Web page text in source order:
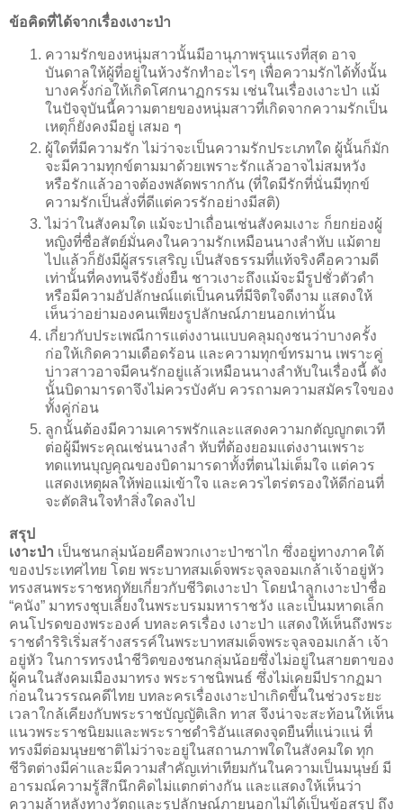
ข้อคิดที่ได้จากเรื่องเงาะป่า
ความรักของหนุ่มสาวนั้นมีอานุภาพรุนแรงที่สุด อาจ
บันดาลให้ผู้ที่อยู่ในห้วงรักทำอะไรๆ เพื่อความรักได้ทั้งนั้น
บางครั้งก่อให้เกิดโศกนาฏกรรม เช่นในเรื่องเงาะป่า แม้
ในปัจจุบันนี้ความตายของหนุ่มสาวที่เกิดจากความรักเป็น
เหตุก็ยังคงมีอยู่ เสมอ ๆ
ผู้ใดที่มีความรัก ไม่ว่าจะเป็นความรักประเภทใด ผู้นั้นก็มัก
จะมีความทุกข์ตามมาด้วยเพราะรักแล้วอาจไม่สมหวัง
หรือรักแล้วอาจต้องพลัดพรากกัน (ที่ใดมีรักที่นั่นมีทุกข์
ความรักเป็นสั่งที่ดีแต่ควรรักอย่างมีสติ)
ไม่ว่าในสังคมใด แม้จะป่าเถื่อนเช่นสังคมเงาะ ก็ยกย่องผู้
หญิงที่ซื่อสัตย์มั่นคงในความรักเหมือนนางลำหับ แม้ตาย
ไปแล้วก็ยังมีผู้สรรเสริญ เป็นสัจธรรมที่แท้จริงคือความดี
เท่านั้นที่คงทนจีรังยั่งยืน ชาวเงาะถึงแม้จะมีรูปชั่วตัวดำ
หรือมีความอัปลักษณ์แต่เป็นคนที่มีจิตใจดีงาม แสดงให้
เห็นว่าอย่ามองคนเพียงรูปลักษณ์ภายนอกเท่านั้น
เกี่ยวกับประเพณีการแต่งงานแบบคลุมถุงชนว่าบางครั้ง
ก่อให้เกิดความเดือดร้อน และความทุกข์ทรมาน เพราะคู่
บ่าวสาวอาจมีคนรักอยู่แล้วเหมือนนางลำหับในเรื่องนี้ ดัง
นั้นบิดามารดาจึงไม่ควรบังคับ ควรถามความสมัครใจของ
ทั้งคู่ก่อน
ลูกนั้นต้องมีความเคารพรักและแสดงความกตัญญูกตเวที
ต่อผู้มีพระคุณเช่นนางลำ หับที่ต้องยอมแต่งงานเพราะ
ทดแทนบุญคุณของบิดามารดาทั้งที่ตนไม่เต็มใจ แต่ควร
แสดงเหตุผลให้พ่อแม่เข้าใจ และควรไตร่ตรองให้ดีก่อนที่
จะตัดสินใจทำสิ่งใดลงไป
สรุป
เงาะป่า เป็นชนกลุ่มน้อยคือพวกเงาะป่าซาไก ซึ่งอยู่ทางภาคใต้
ของประเทศไทย โดย พระบาทสมเด็จพระจุลจอมเกล้าเจ้าอยู่หัว
ทรงสนพระราชหฤทัยเกี่ยวกับชีวิตเงาะป่า โดยนำลูกเงาะป่าชื่อ
“คนัง” มาทรงชุบเลี้ยงในพระบรมมหาราชวัง และเป็นมหาดเล็ก
คนโปรดของพระองค์ บทละครเรื่อง เงาะป่า แสดงให้เห็นถึงพระ
ราชดำริริเริ่มสร้างสรรค์ในพระบาทสมเด็จพระจุลจอมเกล้า เจ้า
อยู่หัว ในการทรงนำชีวิตของชนกลุ่มน้อยซึ่งไม่อยู่ในสายตาของ
ผู้คนในสังคมเมืองมาทรง พระราชนิพนธ์ ซึ่งไม่เคยมีปรากฏมา
ก่อนในวรรณคดีไทย บทละครเรื่องเงาะป่าเกิดขึ้นในช่วงระยะ
เวลาใกล้เคียงกับพระราชบัญญัติเลิก ทาส จึงน่าจะสะท้อนให้เห็น
แนวพระราชนิยมและพระราชดำริอันแสดงจุดยืนที่แน่วแน่ ที่
ทรงมีต่อมนุษยชาติไม่ว่าจะอยู่ในสถานภาพใดในสังคมใด ทุก
ชีวิตต่างมีค่าและมีความสำคัญเท่าเทียมกันในความเป็นมนุษย์ มี
อารมณ์ความรู้สึกนึกคิดไม่แตกต่างกัน และแสดงให้เห็นว่า
ความล้าหลังทางวัตถุและรูปลักษณ์ภายนอกไม่ได้เป็นข้อสรุป ถึง